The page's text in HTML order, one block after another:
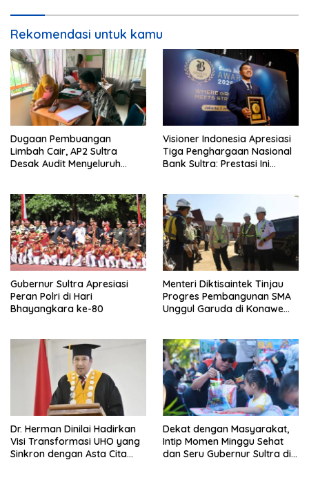
Rekomendasi untuk kamu
Dugaan Pembuangan
Limbah Cair, AP2 Sultra
Desak Audit Menyeluruh
Hukum
Visioner Indonesia Apresiasi
Tiga Penghargaan Nasional
Bank Sultra: Prestasi Ini
Andri Permana
Gubernur Sultra Apresiasi
Peran Polri di Hari
Bhayangkara ke-80
Menteri Diktisaintek Tinjau
Progres Pembangunan SMA
Unggul Garuda di Konawe
Dr. Herman Dinilai Hadirkan
Visi Transformasi UHO yang
Sinkron dengan Asta Cita
Dekat dengan Masyarakat,
Intip Momen Minggu Sehat
dan Seru Gubernur Sultra di